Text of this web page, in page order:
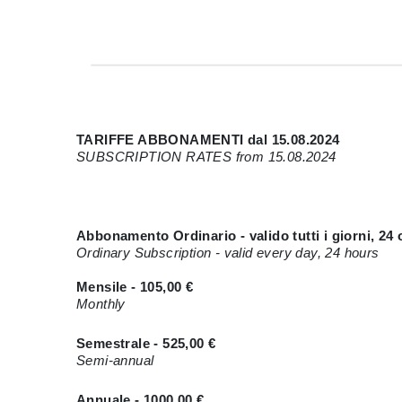
TARIFFE ABBONAMENTI dal 15.08.2024
SUBSCRIPTION RATES from 15.08.2024
Abbonamento Ordinario - valido tutti i giorni, 24
Ordinary Subscription - valid every day, 24 hours
Mensile - 105,00 €
Monthly
Semestrale - 525,00 €
Semi-annual